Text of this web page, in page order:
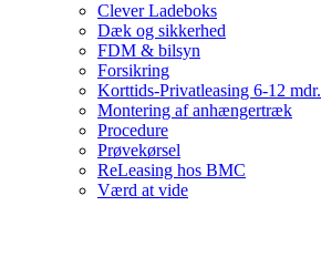
Clever Ladeboks
Dæk og sikkerhed
FDM & bilsyn
Forsikring
Korttids-Privatleasing 6-12 mdr.
Montering af anhængertræk
Procedure
Prøvekørsel
ReLeasing hos BMC
Værd at vide